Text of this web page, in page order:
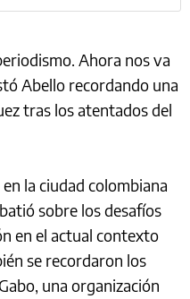
Ahora nos va
Abello recordando una
tras los atentados del
la ciudad colombiana
sobre los desafíos
en el actual contexto
se recordaron los
una organización